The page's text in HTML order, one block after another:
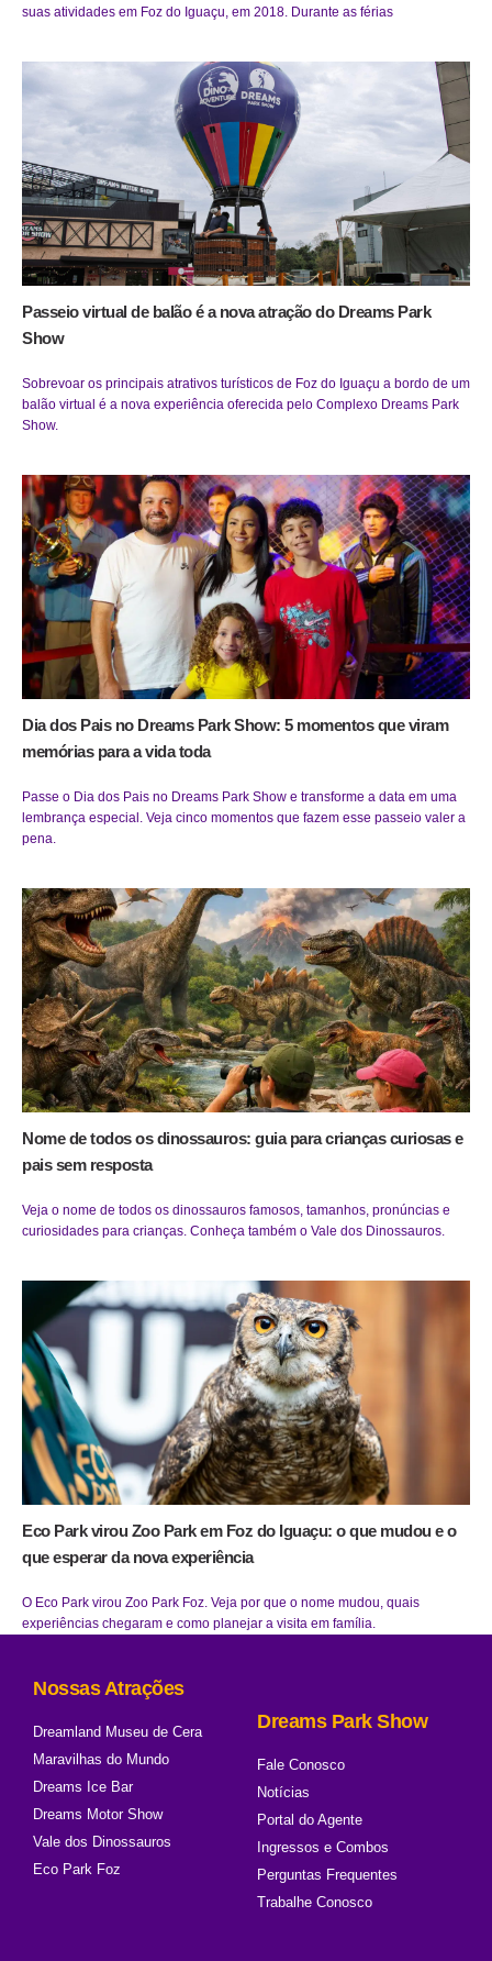
suas atividades em Foz do Iguaçu, em 2018. Durante as férias
Passeio virtual de balão é a nova atração do Dreams Park
Show
Sobrevoar os principais atrativos turísticos de Foz do Iguaçu a bordo de um
balão virtual é a nova experiência oferecida pelo Complexo Dreams Park
Show.
Dia dos Pais no Dreams Park Show: 5 momentos que viram
memórias para a vida toda
Passe o Dia dos Pais no Dreams Park Show e transforme a data em uma
lembrança especial. Veja cinco momentos que fazem esse passeio valer a
pena.
Nome de todos os dinossauros: guia para crianças curiosas e
pais sem resposta
Veja o nome de todos os dinossauros famosos, tamanhos, pronúncias e
curiosidades para crianças. Conheça também o Vale dos Dinossauros.
Eco Park virou Zoo Park em Foz do Iguaçu: o que mudou e o
que esperar da nova experiência
O Eco Park virou Zoo Park Foz. Veja por que o nome mudou, quais
experiências chegaram e como planejar a visita em família.
Nossas Atrações
Dreamland Museu de Cera
Maravilhas do Mundo
Dreams Ice Bar
Dreams Motor Show
Vale dos Dinossauros
Eco Park Foz
Dreams Park Show
Fale Conosco
Notícias
Portal do Agente
Ingressos e Combos
Perguntas Frequentes
Trabalhe Conosco